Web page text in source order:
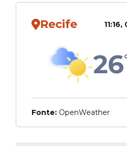
Recife
26
Fonte: OpenWeather